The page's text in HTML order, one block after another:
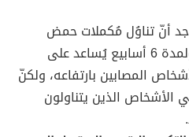
أنّ تناوُل مُكملات حمض
على
المصابين بارتفاعه، ولكنّ
الأشخاص الذين يتناولون